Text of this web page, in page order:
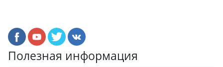
Полезная информация